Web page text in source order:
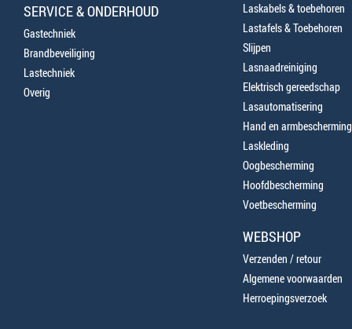
SERVICE & ONDERHOUD
Gastechniek
Brandbeveiliging
Lastechniek
Overig
Laskabels & toebehoren
Lastafels & Toebehoren
Slijpen
Lasnaadreiniging
Elektrisch gereedschap
Lasautomatisering
Hand en armbescherming
Laskleding
Oogbescherming
Hoofdbescherming
Voetbescherming
WEBSHOP
Verzenden / retour
Algemene voorwaarden
Herroepingsverzoek